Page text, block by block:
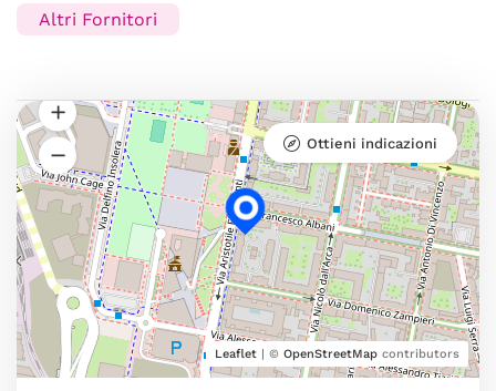
Altri Fornitori
Leaflet | © OpenStreetMap contributors
Ottieni indicazioni